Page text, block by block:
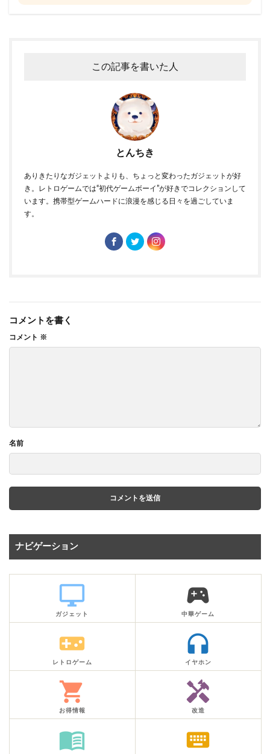
この記事を書いた人
とんちき
ありきたりなガジェットよりも、ちょっと変わったガジェットが好
き。レトロゲームでは“初代ゲームボーイ”が好きでコレクションして
います。携帯型ゲームハードに浪漫を感じる日々を過ごしていま
す。
コメントを書く
コメント ※
名前
ナビゲーション
desktop_windows
ガジェット
sports_esports
中華ゲーム
videogame_asset
レトロゲーム
headphones
イヤホン
shopping_cart
お得情報
handyman
改造
menu_book keyboard